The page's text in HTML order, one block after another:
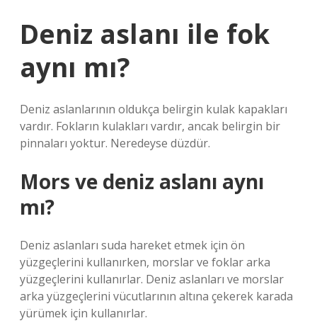
Deniz aslanı ile fok
aynı mı?
Deniz aslanlarının oldukça belirgin kulak kapakları
vardır. Fokların kulakları vardır, ancak belirgin bir
pinnaları yoktur. Neredeyse düzdür.
Mors ve deniz aslanı aynı
mı?
Deniz aslanları suda hareket etmek için ön
yüzgeçlerini kullanırken, morslar ve foklar arka
yüzgeçlerini kullanırlar. Deniz aslanları ve morslar
arka yüzgeçlerini vücutlarının altına çekerek karada
yürümek için kullanırlar.